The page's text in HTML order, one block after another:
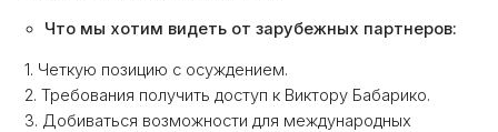
Что мы хотим видеть от зарубежных партнеров:
1. Четкую позицию с осуждением.
2. Требования получить доступ к Виктору Бабарико.
3. Добиваться возможности для международных